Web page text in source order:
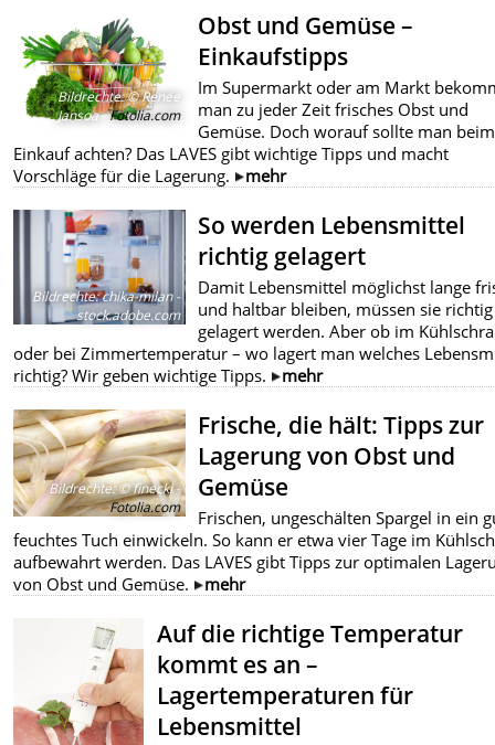
Bildrechte:© Renee
Jansoa -Fotolia.com
Obst und Gemüse –
Einkaufstipps
Im Supermarkt oder am Markt
man zu jeder Zeit frisches Obst und
Gemüse. Doch worauf sollte man beim
Einkauf achten? Das LAVES gibt wichtige Tipps und macht
Vorschläge für die Lagerung.
mehr
Bildrechte:chika-milan -
stock.adobe.com
So werden Lebensmittel
richtig gelagert
Damit Lebensmittel möglichst lange
und haltbar bleiben, müssen sie richtig
gelagert werden. Aber ob im
oder bei Zimmertemperatur – wo lagert man welches
richtig? Wir geben wichtige Tipps.
mehr
Bildrechte:© finecki -
Fotolia.com
Frische, die hält: Tipps zur
Lagerung von Obst und
Gemüse
Frischen, ungeschälten Spargel in ein
feuchtes Tuch einwickeln. So kann er etwa vier Tage im
aufbewahrt werden. Das LAVES gibt Tipps zur optimalen
von Obst und Gemüse.
mehr
Auf die richtige Temperatur
kommt es an –
Lagertemperaturen für
Lebensmittel